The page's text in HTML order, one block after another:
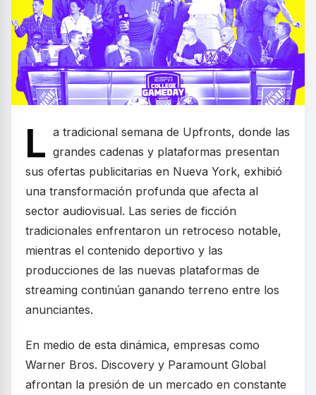
L a tradicional semana de Upfronts, donde las
grandes cadenas y plataformas presentan
sus ofertas publicitarias en Nueva York, exhibió
una transformación profunda que afecta al
sector audiovisual. Las series de ficción
tradicionales enfrentaron un retroceso notable,
mientras el contenido deportivo y las
producciones de las nuevas plataformas de
streaming continúan ganando terreno entre los
anunciantes.
En medio de esta dinámica, empresas como
Warner Bros. Discovery y Paramount Global
afrontan la presión de un mercado en constante